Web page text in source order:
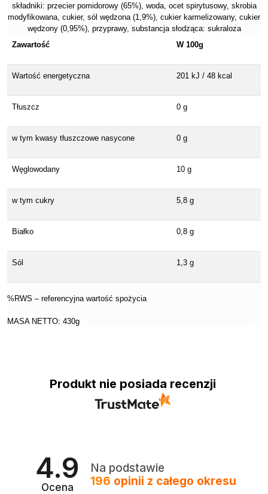
składniki: przecier pomidorowy (65%), woda, ocet spirytusowy, skrobia
modyfikowana, cukier, sól wędzona (1,9%), cukier karmelizowany, cukier
wędzony (0,95%), przyprawy, substancja słodząca: sukraloza
Zawartość
W 100g
Wartość energetyczna 201 kJ / 48 kcal
Tłuszcz 0 g
w tym kwasy tłuszczowe nasycone 0 g
Węglowodany 10 g
w tym cukry 5,8 g
Białko 0,8 g
Sól 1,3 g
%RWS – referencyjna wartość spożycia
MASA NETTO: 430g
Produkt nie posiada recenzji
4.9
Ocena
Na podstawie
196 opinii z całego okresu